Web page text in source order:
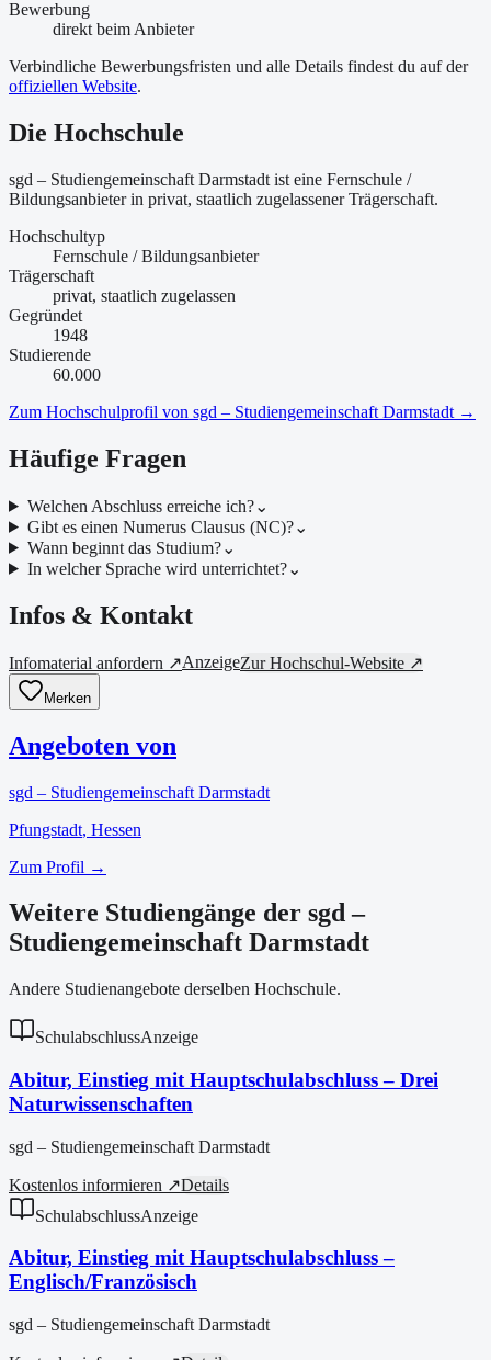
Bewerbung
direkt beim Anbieter
Verbindliche Bewerbungsfristen und alle Details findest du auf der
offiziellen Website.
Die Hochschule
sgd – Studiengemeinschaft Darmstadt ist eine Fernschule /
Bildungsanbieterin privat, staatlich zugelassener Trägerschaft.
Hochschultyp
Fernschule / Bildungsanbieter
Trägerschaft
privat, staatlich zugelassen
Gegründet
1948
Studierende
60.000
Zum Hochschulprofil von sgd – Studiengemeinschaft Darmstadt →
Häufige Fragen
Welchen Abschluss erreiche ich?⌄
Gibt es einen Numerus Clausus (NC)?⌄
Wann beginnt das Studium?⌄
In welcher Sprache wird unterrichtet?⌄
Infos & Kontakt
Infomaterial anfordern ↗AnzeigeZur Hochschul-Website ↗
Merken
Angeboten von
sgd – Studiengemeinschaft Darmstadt
Pfungstadt, Hessen
Zum Profil →
Weitere Studiengänge der sgd –
Studiengemeinschaft Darmstadt
Andere Studienangebote derselben Hochschule.
SchulabschlussAnzeige
Abitur, Einstieg mit Hauptschulabschluss – Drei
Naturwissenschaften
sgd – Studiengemeinschaft Darmstadt
Kostenlos informieren ↗Details
SchulabschlussAnzeige
Abitur, Einstieg mit Hauptschulabschluss –
Englisch/Französisch
sgd – Studiengemeinschaft Darmstadt